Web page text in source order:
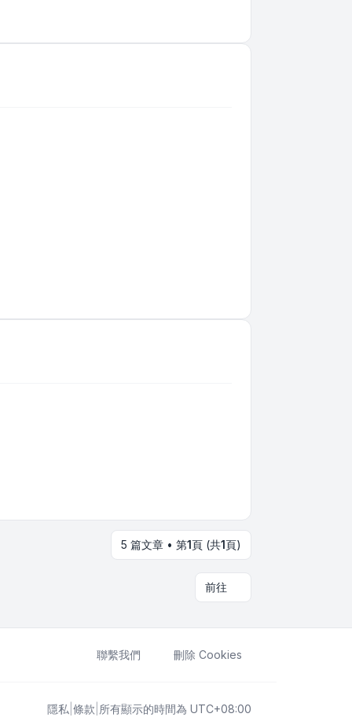
5 篇文章 • 第1頁 (共1頁)
前往
聯繫我們 刪除 Cookies
隱私 條款 所有顯示的時間為 UTC+08:00